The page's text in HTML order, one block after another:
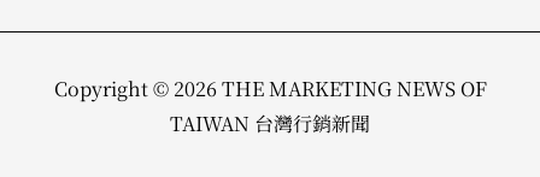
Copyright © 2026 THE MARKETING NEWS OF
TAIWAN 台灣行銷新聞